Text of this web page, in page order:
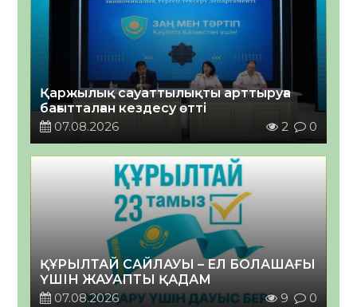
Қаржылық сауаттылықты арттыруға
бағытталған кездесу өтті
07.08.2026
2 0
ҚҰРЫЛТАЙ САЙЛАУЫ – ЕЛ БОЛАШАҒЫ
ҮШІН ЖАУАПТЫ ҚАДАМ
07.08.2026
9 0